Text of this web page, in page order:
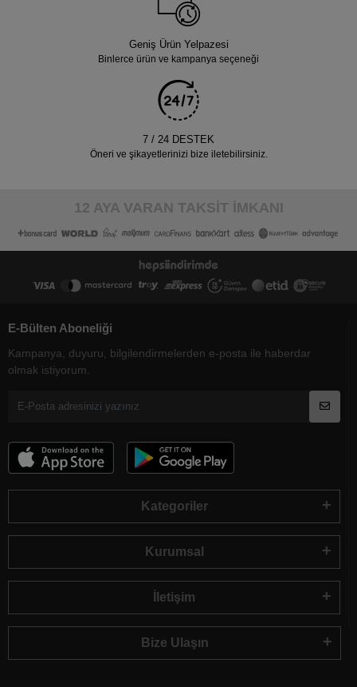
Geniş Ürün Yelpazesi
Binlerce ürün ve kampanya seçeneği
7 / 24 DESTEK
Öneri ve şikayetlerinizi bize iletebilirsiniz.
12 AYA VARAN TAKSİT İMKANI
E-Bülten Aboneliği
Kampanya, duyuru, bilgilendirmelerden e-posta ile haberdar
olmak istiyorum.
Kategoriler
Kurumsal
İletişim
Bize Ulaşın